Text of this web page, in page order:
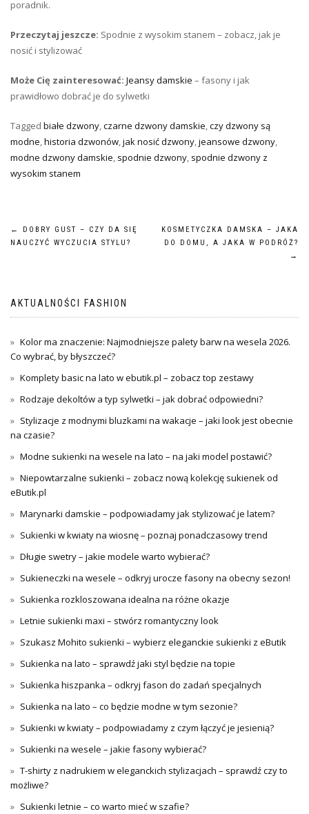
poradnik.
Przeczytaj jeszcze: Spodnie z wysokim stanem – zobacz, jak je
nosić i stylizować
Może Cię zainteresować: Jeansy damskie – fasony i jak
prawidłowo dobrać je do sylwetki
Tagged białe dzwony,czarne dzwony damskie,czy dzwony są
modne,historia dzwonów,jak nosić dzwony,jeansowe dzwony,
modne dzwony damskie, spodnie dzwony, spodnie dzwony z
wysokim stanem
Nawigacja
←
DOBRY GUST – CZY DA SIĘ
NAUCZYĆ WYCZUCIA STYLU?
KOSMETYCZKA DAMSKA – JAKA
DO DOMU, A JAKA W PODRÓŻ?
→
AKTUALNOŚCI FASHION
Kolor ma znaczenie: Najmodniejsze palety barw na wesela 2026.
Co wybrać, by błyszczeć?
Komplety basic na lato w ebutik.pl – zobacz top zestawy
Rodzaje dekoltów a typ sylwetki – jak dobrać odpowiedni?
Stylizacje z modnymi bluzkami na wakacje – jaki look jest obecnie
na czasie?
Modne sukienki na wesele na lato – na jaki model postawić?
Niepowtarzalne sukienki – zobacz nową kolekcję sukienek od
eButik.pl
Marynarki damskie – podpowiadamy jak stylizować je latem?
Sukienki w kwiaty na wiosnę – poznaj ponadczasowy trend
Długie swetry – jakie modele warto wybierać?
Sukieneczki na wesele – odkryj urocze fasony na obecny sezon!
Sukienka rozkloszowana idealna na różne okazje
Letnie sukienki maxi – stwórz romantyczny look
Szukasz Mohito sukienki – wybierz eleganckie sukienki z eButik
Sukienka na lato – sprawdź jaki styl będzie na topie
Sukienka hiszpanka – odkryj fason do zadań specjalnych
Sukienka na lato – co będzie modne w tym sezonie?
Sukienki w kwiaty – podpowiadamy z czym łączyć je jesienią?
Sukienki na wesele – jakie fasony wybierać?
T-shirty z nadrukiem w eleganckich stylizacjach – sprawdź czy to
możliwe?
Sukienki letnie – co warto mieć w szafie?